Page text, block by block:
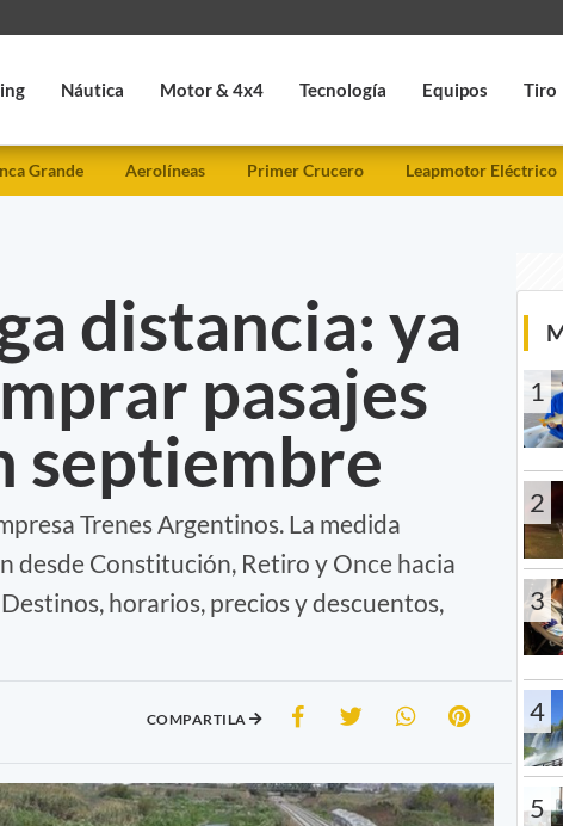
Náutica Motor & 4x4 Tecnología Equipos Tiro
Grande Aerolíneas Primer Crucero Leapmotor Eléctrico
distancia: ya
pasajes
septiembre
Trenes Argentinos. La medida
desde Constitución, Retiro y Once hacia
horarios, precios y descuentos,
COMPARTILA
1
2
3
4
5